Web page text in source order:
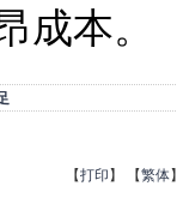
成本。
【打印 】 【繁体